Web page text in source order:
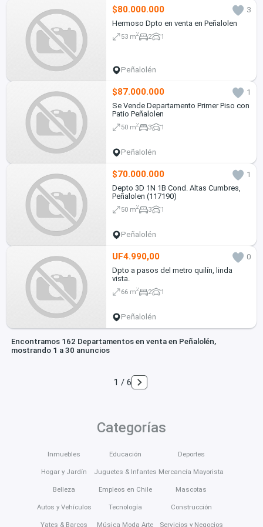
$80.000.000
3
Hermoso Dpto en venta en Peñalolen
53 m2 2 1
Peñalolén
$87.000.000
1
Se Vende Departamento Primer Piso con
Patio Peñalolen
50 m2 3 1
Peñalolén
$70.000.000
1
Depto 3D 1N 1B Cond. Altas Cumbres,
Peñalolen (117190)
50 m2 3 1
Peñalolén
UF4.990,00
0
Dpto a pasos del metro quilín, linda
vista.
66 m2 2 1
Peñalolén
Encontramos 162 Departamentos en venta en Peñalolén,
mostrando 1 a 30 anuncios
1 / 6
Categorías
Inmuebles
Hogar y Jardín
Belleza
Autos y Vehículos
Yates & Barcos
Educación
Juguetes & Infantes
Empleos en Chile
Tecnología
Música Moda Arte
Deportes
Mercancía Mayorista
Mascotas
Construcción
Servicios y Negocios